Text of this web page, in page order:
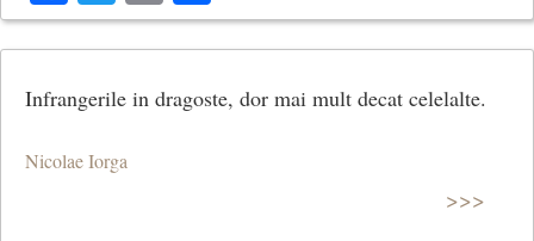
Infrangerile in dragoste, dor mai mult decat celelalte.
Nicolae Iorga
>>>